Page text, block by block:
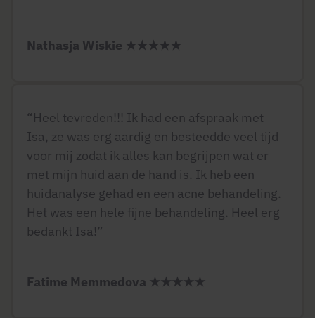
Nathasja Wiskie ★★★★★
“Heel tevreden!!! Ik had een afspraak met
Isa, ze was erg aardig en besteedde veel tijd
voor mij zodat ik alles kan begrijpen wat er
met mijn huid aan de hand is. Ik heb een
huidanalyse gehad en een acne behandeling.
Het was een hele fijne behandeling. Heel erg
bedankt Isa!”
Fatime Memmedova ★★★★★